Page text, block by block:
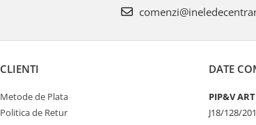
CLIENTI
Metode de Plata
Politica de Retur
DATE
PIP&V
J18/128/